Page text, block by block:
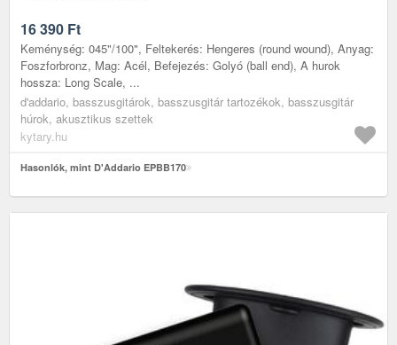
16 390 Ft
Keménység: 045"/100", Feltekerés: Hengeres (round wound), Anyag:
Foszforbronz, Mag: Acél, Befejezés: Golyó (ball end), A hurok
hossza: Long Scale, ...
d'addario, basszusgitárok, basszusgitár tartozékok, basszusgitár
húrok, akusztikus szettek
kytary.hu
Hasonlók, mint D'Addario EPBB170